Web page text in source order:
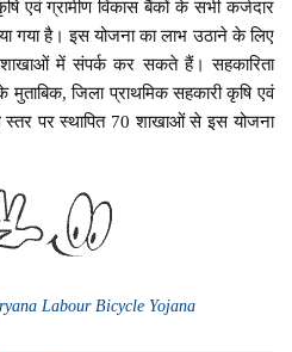
एवं ग्रामीण विकास बैंकों के सभी कर्जदार
गया है। इस योजना का लाभ उठाने के लिए
में संपर्क कर सकते हैं। सहकारिता
जिला प्राथमिक सहकारी कृषि एवं
स्तर पर स्थापित 70 शाखाओं से इस योजना
Labour Bicycle Yojana